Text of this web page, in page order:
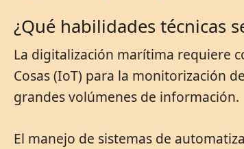
¿Qué habilidades técnicas
La digitalización marítima requiere
Cosas (IoT) para la monitorización
grandes volúmenes de información.
El manejo de sistemas de